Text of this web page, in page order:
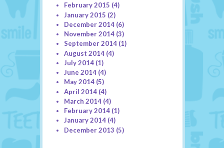
February 2015 (4)
January 2015 (2)
December 2014(6)
November 2014(3)
September 2014(1)
August 2014(4)
July 2014(1)
June 2014(4)
May 2014(5)
April 2014(4)
March 2014(4)
February 2014(1)
January 2014(4)
December 2013 (5)